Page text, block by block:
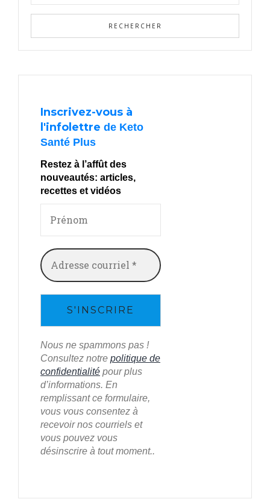
Inscrivez-vous à
l'infolettre de Keto
Santé Plus
Restez à l’affût des
nouveautés: articles,
recettes et vidéos
Nous ne spammons pas !
Consultez notre politique de
confidentialité pour plus
d’informations. En
remplissant ce formulaire,
vous vous consentez à
recevoir nos courriels et
vous pouvez vous
désinscrire à tout moment..